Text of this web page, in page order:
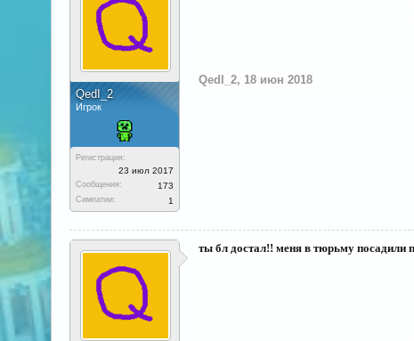
QedI_2
Игрок
Регистрация:
23 июл 2017
Сообщения: 173
Симпатии: 1
QedI_2, 18 июн 2018
ты бл достал!! меня в тюрьму посадили